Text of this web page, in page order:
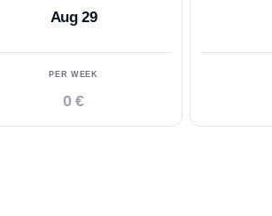
Aug 29
PER WEEK
0 €